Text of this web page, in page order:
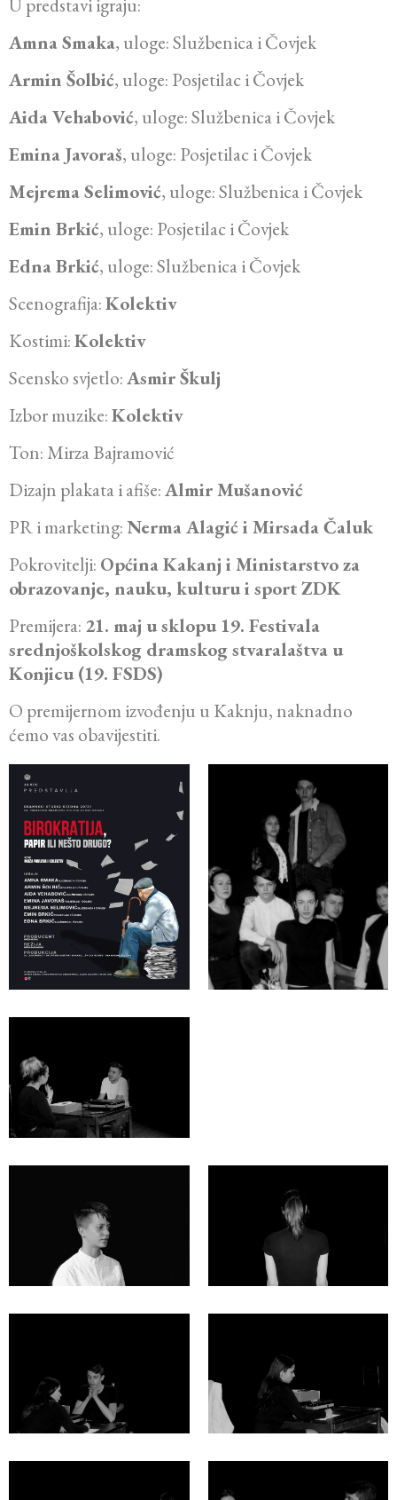
U predstavi igraju:
Amna Smaka, uloge: Službenica i Čovjek
Armin Šolbić, uloge: Posjetilac i Čovjek
Aida Vehabović, uloge: Službenica i Čovjek
Emina Javoraš, uloge: Posjetilac i Čovjek
Mejrema Selimović, uloge: Službenica i Čovjek
Emin Brkić, uloge: Posjetilac i Čovjek
Edna Brkić, uloge: Službenica i Čovjek
Scenografija:Kolektiv
Kostimi:Kolektiv
Scensko svjetlo:Asmir Škulj
Izbor muzike:Kolektiv
Ton: Mirza Bajramović
Dizajn plakata i afiše:Almir Mušanović
PR i marketing:Nerma Alagić i Mirsada Čaluk
Pokrovitelji: Općina Kakanj i Ministarstvo za
obrazovanje, nauku, kulturu i sport ZDK
Premijera: 21. maj u sklopu 19. Festivala
srednjoškolskog dramskog stvaralaštva u
Konjicu (19. FSDS)
O premijernom izvođenju u Kaknju, naknadno
ćemo vas obavijestiti.